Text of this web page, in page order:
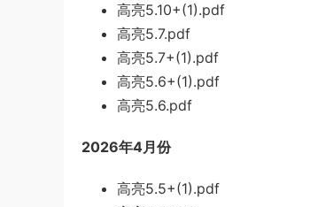
高亮5.10+(1).pdf
高亮5.7.pdf
高亮5.7+(1).pdf
高亮5.6+(1).pdf
高亮5.6.pdf
2026年4月份
高亮5.5+(1).pdf